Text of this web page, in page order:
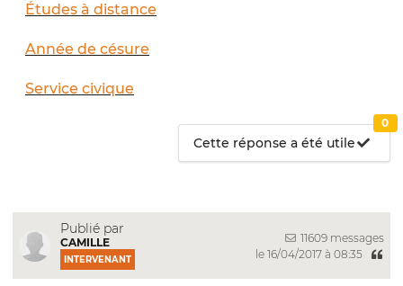
Études à distance
Année de césure
Service civique
Cette réponse a été utile
0
Publié par
CAMILLE
INTERVENANT
11609 messages
le 16/04/2017 à 08:35